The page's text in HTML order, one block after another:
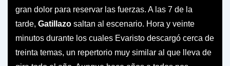
gran dolor para reservar las fuerzas. A las 7 de la
tarde, Gatillazo saltan al escenario. Hora y veinte
minutos durante los cuales Evaristo descargó cerca de
treinta temas, un repertorio muy similar al que lleva de